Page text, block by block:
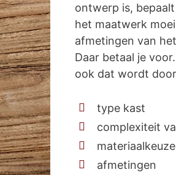
ontwerp is,
het maatwerk
afmetingen van
Daar betaal je
ook dat wordt
type kast
complexiteit
materiaalkeuze
afmetingen